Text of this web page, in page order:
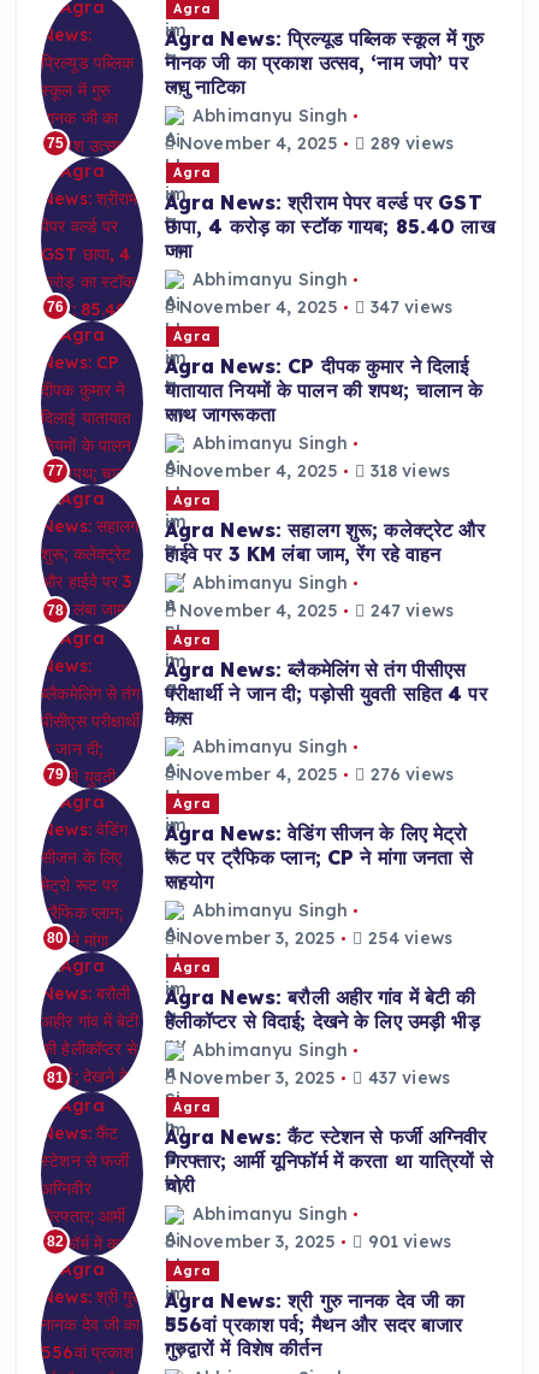
75
Agra
Agra News: प्रिल्यूड पब्लिक स्कूल में गुरु
नानक जी का प्रकाश उत्सव, ‘नाम जपो’ पर
लघु नाटिका
Abhimanyu Singh
November 4, 2025
289 views
76
Agra
Agra News: श्रीराम पेपर वर्ल्ड पर GST
छापा, 4 करोड़ का स्टॉक गायब; 85.40 लाख
जमा
Abhimanyu Singh
November 4, 2025
347 views
77
Agra
Agra News: CP दीपक कुमार ने दिलाई
यातायात नियमों के पालन की शपथ; चालान के
साथ जागरूकता
Abhimanyu Singh
November 4, 2025
318 views
78
Agra
Agra News: सहालग शुरू; कलेक्ट्रेट और
हाईवे पर 3 KM लंबा जाम, रेंग रहे वाहन
Abhimanyu Singh
November 4, 2025
247 views
79
Agra
Agra News: ब्लैकमेलिंग से तंग पीसीएस
परीक्षार्थी ने जान दी; पड़ोसी युवती सहित 4 पर
केस
Abhimanyu Singh
November 4, 2025
276 views
80
Agra
Agra News: वेडिंग सीजन के लिए मेट्रो
रूट पर ट्रैफिक प्लान; CP ने मांगा जनता से
सहयोग
Abhimanyu Singh
November 3, 2025
254 views
81
Agra
Agra News: बरौली अहीर गांव में बेटी की
हेलीकॉप्टर से विदाई; देखने के लिए उमड़ी भीड़
Abhimanyu Singh
November 3, 2025
437 views
82
Agra
Agra News: कैंट स्टेशन से फर्जी अग्निवीर
गिरफ्तार; आर्मी यूनिफॉर्म में करता था यात्रियों से
चोरी
Abhimanyu Singh
November 3, 2025
901 views
Agra
Agra News: श्री गुरु नानक देव जी का
556वां प्रकाश पर्व; मैथन और सदर बाजार
गुरुद्वारों में विशेष कीर्तन